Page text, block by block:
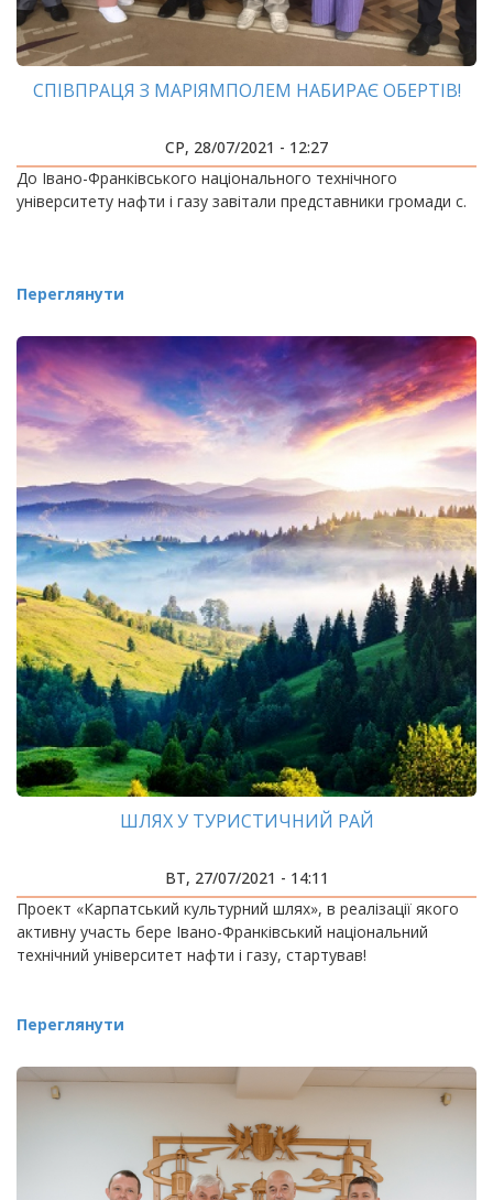
СПІВПРАЦЯ З МАРІЯМПОЛЕМ НАБИРАЄ ОБЕРТІВ!
СР, 28/07/2021 - 12:27
До Івано-Франківського національного технічного
університету нафти і газу завітали представники громади с.
Переглянути
ШЛЯХ У ТУРИСТИЧНИЙ РАЙ
ВТ, 27/07/2021 - 14:11
Проект «Карпатський культурний шлях», в реалізації якого
активну участь бере Івано-Франківський національний
технічний університет нафти і газу, стартував!
Переглянути